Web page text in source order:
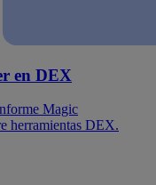
en DEX
Magic
herramientas DEX.